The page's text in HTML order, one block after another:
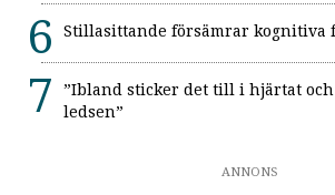
Stillasittande försämrar kognitiva
”Ibland sticker det till i hjärtat
ledsen”
ANNONS